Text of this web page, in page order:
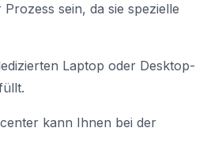
sein, da sie spezielle
Laptop oder Desktop-
kann Ihnen bei der